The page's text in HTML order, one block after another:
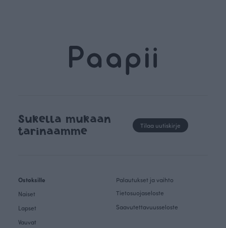
Sukella mukaan
tarinaamme
Tilaa uutiskirje
Ostoksille
Naiset
Lapset
Vauvat
Palautukset ja vaihto
Tietosuojaseloste
Saavutettavuusseloste